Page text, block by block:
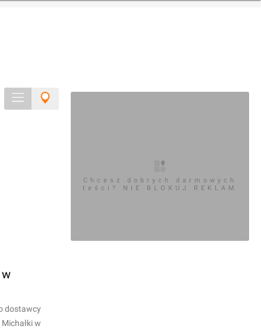
dostawcy
w
Chcesz dobrych darmowych
teści? NIE BLOKUJ REKLAM